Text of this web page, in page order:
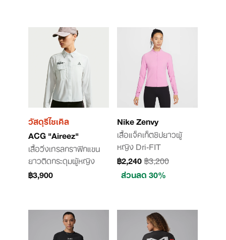
วัสดุรีไซเคิล
ACG "Aireez"
เสื้อวิ่งเทรลกราฟิกแขน
ยาวติดกระดุมผู้หญิง
฿3,900
Nike Zenvy
เสื้อแจ็คเก็ตซิปยาวผู้
หญิง Dri-FIT
฿2,240฿3,200
ส่วนลด 30%